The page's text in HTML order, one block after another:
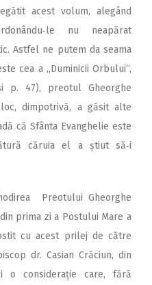
acest volum, alegând
nu neapărat
Astfel ne putem da seama
cea a „Duminicii Orbului“,
p. 47), preotul Gheorghe
dimpotrivă, a găsit alte
că Sfânta Evanghelie este
căruia el a știut să‑i
Preotului Gheorghe
prima zi a Postului Mare a
cu acest prilej de către
dr. Casian Crăciun, din
o considerație care, fără